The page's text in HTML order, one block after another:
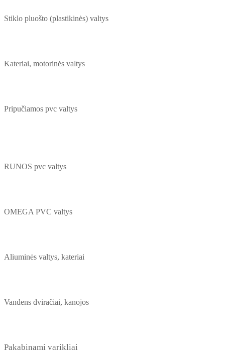
Stiklo pluošto (plastikinės) valtys
Kateriai, motorinės valtys
Pripučiamos pvc valtys
RUNOS pvc valtys
OMEGA PVC valtys
Aliuminės valtys, kateriai
Vandens dviračiai, kanojos
Pakabinami varikliai